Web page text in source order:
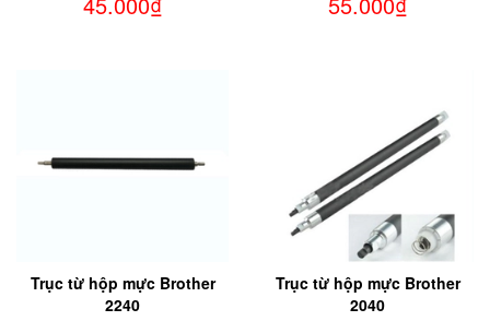
Trục từ hộp mực Brother
2240
Trục từ hộp mực Brother
2040